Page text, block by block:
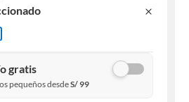
gratis
pequeños desdeS/ 99